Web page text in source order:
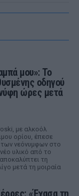
μου»: Το
οδηγού
ώρες μετά
με αλκοόλ
ορίου, έπεσε
νεόνυμφων στο
υλικό από το
τη
μετά τη μοιραία
«Έχασα τη